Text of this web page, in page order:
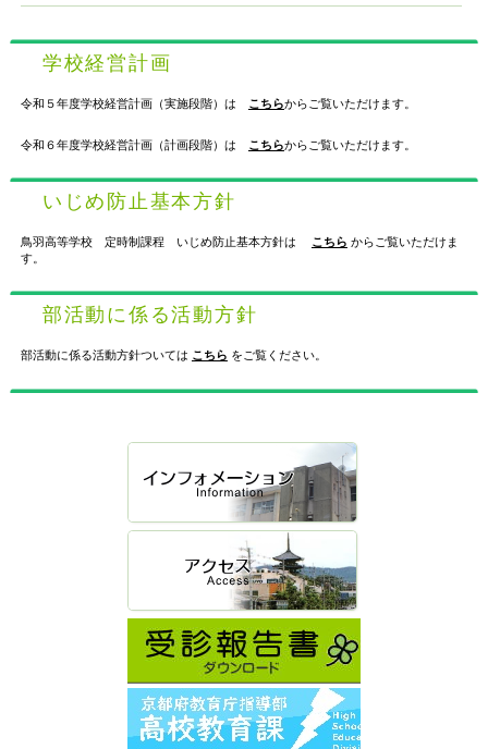
学校経営計画
令和５年度学校経営計画（実施段階）は こちらからご覧いただけます。
令和６年度学校経営計画（計画段階）は こちらからご覧いただけます。
いじめ防止基本方針
鳥羽高等学校 定時制課程 いじめ防止基本方針は こちら からご覧いただけま
す。
部活動に係る活動方針
部活動に係る活動方針ついては こちら をご覧ください。